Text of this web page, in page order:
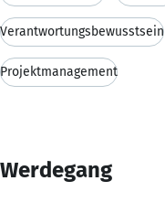
Verantwortungsbewusstsein
Projektmanagement
Werdegang